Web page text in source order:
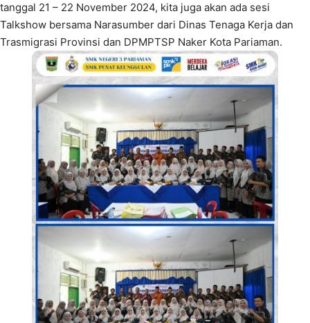
tanggal 21 – 22 November 2024, kita juga akan ada sesi
Talkshow bersama Narasumber dari Dinas Tenaga Kerja dan
Trasmigrasi Provinsi dan DPMPTSP Naker Kota Pariaman.